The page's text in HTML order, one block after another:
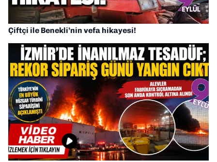
Çiftçi ile Benekli’nin vefa hikayesi!